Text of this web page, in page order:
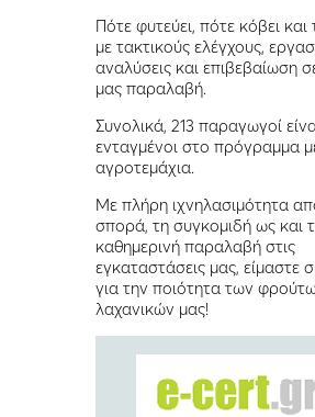
Πότε φυτεύει, πότε κόβει και
με τακτικούς ελέγχους,
αναλύσεις και επιβεβαίωση
μας παραλαβή.
Συνολικά, 213 παραγωγοί
ενταγμένοι στο πρόγραμμα
αγροτεμάχια.
Με πλήρη ιχνηλασιμότητα
σπορά, τη συγκομιδή ως και
καθημερινή παραλαβή στις
εγκαταστάσεις μας, είμαστε
για την ποιότητα των
λαχανικών μας!